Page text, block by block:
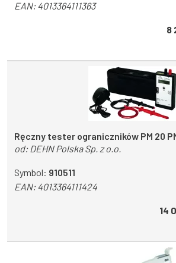
EAN:4013364111363
8
Ręczny tester ograniczników PM 20
od: DEHN Polska Sp. z o.o.
Symbol: 910511
EAN:4013364111424
14